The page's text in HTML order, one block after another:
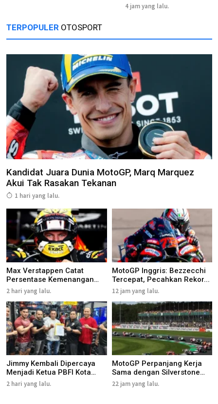
4 jam yang lalu.
TERPOPULER OTOSPORT
Kandidat Juara Dunia MotoGP, Marq Marquez
Akui Tak Rasakan Tekanan
1 hari yang lalu.
Max Verstappen Catat
Persentase Kemenangan
Terting...
2 hari yang lalu.
MotoGP Inggris: Bezzecchi
Tercepat, Pecahkan Rekor...
12 jam yang lalu.
Jimmy Kembali Dipercaya
Menjadi Ketua PBFI Kota
Gu...
2 hari yang lalu.
MotoGP Perpanjang Kerja
Sama dengan Silverstone
hi...
22 jam yang lalu.